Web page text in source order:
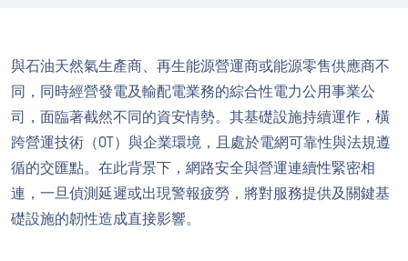
與石油天然氣生產商、再生能源營運商或能源零售供應商不
同，同時經營發電及輸配電業務的綜合性電力公用事業公
司，面臨著截然不同的資安情勢。其基礎設施持續運作，橫
跨營運技術（OT）與企業環境，且處於電網可靠性與法規遵
循的交匯點。在此背景下，網路安全與營運連續性緊密相
連，一旦偵測延遲或出現警報疲勞，將對服務提供及關鍵基
礎設施的韌性造成直接影響。